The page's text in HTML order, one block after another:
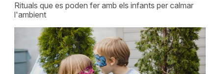
Rituals que es poden fer amb els infants per calmar
l'ambient